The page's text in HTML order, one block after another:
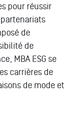
pour réussir
de
de
MBA ESG se
carrières de
de mode et